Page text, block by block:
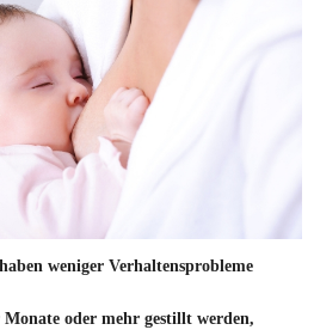
weniger Verhaltensprobleme
oder mehr gestillt werden,